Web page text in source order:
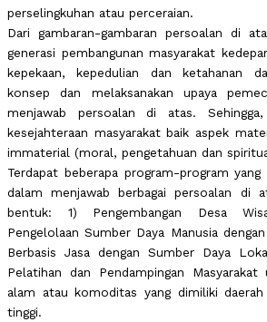
perselingkuhan atau perceraian.
Dari gambaran-gambaran persoalan di
generasi pembangunan masyarakat
kepekaan, kepedulian dan ketahanan
konsep dan melaksanakan upaya
menjawab persoalan di atas.
kesejahteraan masyarakat baik aspek
immaterial (moral, pengetahuan dan
Terdapat beberapa program-program yang
dalam menjawab berbagai persoalan di
bentuk: 1) Pengembangan Desa
Pengelolaan Sumber Daya Manusia
Berbasis Jasa dengan Sumber Daya
Pelatihan dan Pendampingan
alam atau komoditas yang dimiliki
tinggi.